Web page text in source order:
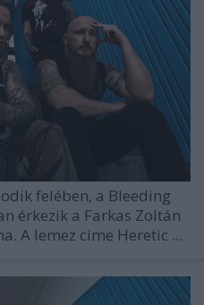
felében, a Bleeding
érkezik a Farkas Zoltán
A lemez címe Heretic ...